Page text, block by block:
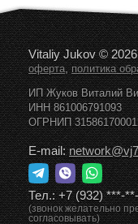
Vitaliy Jukov © 2026
оферта,политика
ИП Жуков Виталий
ИНН 861006791093
ОГРНИП
E-mail:
Тел.:+7 (932) ***-
(звонок желательно
согласовывать)